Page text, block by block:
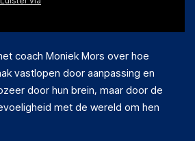
coach Moniek Mors over hoe
vastlopen door aanpassing en
door hun brein, maar door de
met de wereld om hen